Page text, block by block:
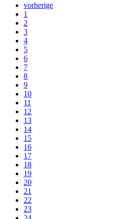
vorherige
1
2
3
4
5
6
7
8
9
10
11
12
13
14
15
16
17
18
19
20
21
22
23